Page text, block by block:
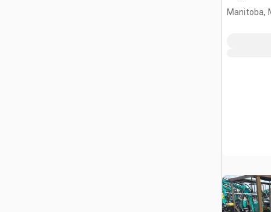
kabiną
Manitoba,